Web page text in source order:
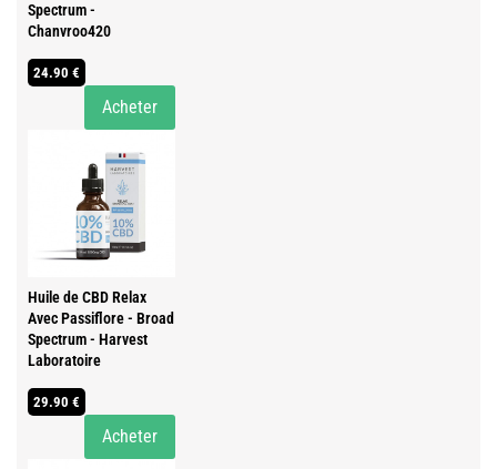
Spectrum -
Chanvroo420
24.90 €
Acheter
Huile de CBD Relax
Avec Passiflore - Broad
Spectrum - Harvest
Laboratoire
29.90 €
Acheter